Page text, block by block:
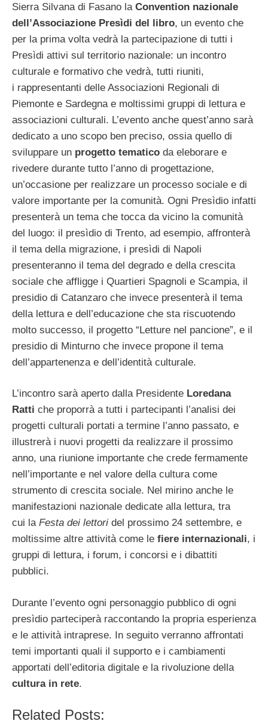
Sierra Silvana di Fasano la Convention nazionale
dell’Associazione Presìdi del libro, un evento che
per la prima volta vedrà la partecipazione di tutti i
Presìdi attivi sul territorio nazionale: un incontro
culturale e formativo che vedrà, tutti riuniti,
i rappresentanti delle Associazioni Regionali di
Piemonte e Sardegna e moltissimi gruppi di lettura e
associazioni culturali. L’evento anche quest’anno sarà
dedicato a uno scopo ben preciso, ossia quello di
sviluppare un progetto tematico da eleborare e
rivedere durante tutto l’anno di progettazione,
un’occasione per realizzare un processo sociale e di
valore importante per la comunità. Ogni Presìdio infatti
presenterà un tema che tocca da vicino la comunità
del luogo: il presìdio di Trento, ad esempio, affronterà
il tema della migrazione, i presìdi di Napoli
presenteranno il tema del degrado e della crescita
sociale che affligge i Quartieri Spagnoli e Scampia, il
presidio di Catanzaro che invece presenterà il tema
della lettura e dell’educazione che sta riscuotendo
molto successo, il progetto “Letture nel pancione”, e il
presidio di Minturno che invece propone il tema
dell’appartenenza e dell’identità culturale.
L’incontro sarà aperto dalla Presidente Loredana
Ratti che proporrà a tutti i partecipanti l’analisi dei
progetti culturali portati a termine l’anno passato, e
illustrerà i nuovi progetti da realizzare il prossimo
anno, una riunione importante che crede fermamente
nell’importante e nel valore della cultura come
strumento di crescita sociale. Nel mirino anche le
manifestazioni nazionale dedicate alla lettura, tra
cui la Festa dei lettori del prossimo 24 settembre, e
moltissime altre attività come le fiere internazionali, i
gruppi di lettura, i forum, i concorsi e i dibattiti
pubblici.
Durante l’evento ogni personaggio pubblico di ogni
presìdio parteciperà raccontando la propria esperienza
e le attività intraprese. In seguito verranno affrontati
temi importanti quali il supporto e i cambiamenti
apportati dell’editoria digitale e la rivoluzione della
cultura in rete.
Related Posts: